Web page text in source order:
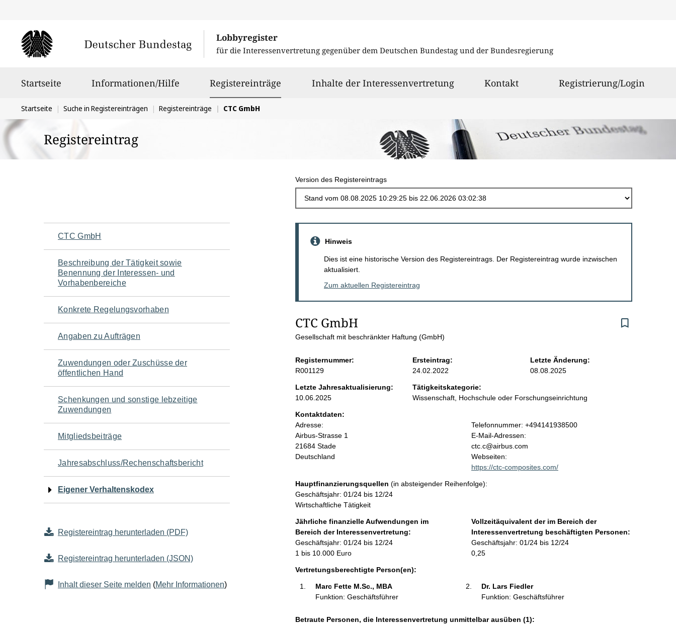
Lobbyregister
für die Interessenvertretung gegenüber dem Deutschen Bundestag und der Bundesregierung
Startseite Informationen/Hilfe Registereinträge ausgewähltInhalte der Interessenvertretung Kontakt Registrierung/Login
Sie
befinden
sich
hier:
Startseite Suche in Registereinträgen Registereinträge CTC GmbH
Registereintrag
Version des Registereintrags
Navigation
für
den
Seiteninhalt
CTC GmbH
Beschreibung der Tätigkeit sowie
Benennung der Interessen- und
Vorhabenbereiche
Konkrete Regelungsvorhaben
Angaben zu Aufträgen
Zuwendungen oder Zuschüsse der
öffentlichen Hand
Schenkungen und sonstige lebzeitige
Zuwendungen
Mitgliedsbeiträge
Jahresabschluss/Rechenschaftsbericht
Eigener Verhaltenskodex
Registereintrag herunterladen (PDF)
Registereintrag herunterladen (JSON)
Inhalt dieser Seite melden (Mehr Informationen)
e
n
i
n
h
a
l
t
Hinweis
Dies ist eine historische Version des Registereintrags. Der Registereintrag wurde inzwischen
aktualisiert.
Zum aktuellen Registereintrag
CTC GmbH
Gesellschaft mit beschränkter Haftung (GmbH)
Registernummer:
R001129
Ersteintrag:
24.02.2022
Letzte Änderung:
08.08.2025
Letzte Jahresaktualisierung:
10.06.2025
Tätigkeitskategorie:
Wissenschaft, Hochschule oder Forschungseinrichtung
Kontaktdaten:
Adresse:
Airbus-Strasse 1
21684 Stade
Deutschland
K
o
n
t
a
t
f
o
r
m
Telefonnummer: +494141938500
E-Mail-Adressen:
ctc.c@airbus.com
Webseiten:
https://ctc-composites.com/
Hauptfinanzierungsquellen (in absteigender Reihenfolge):
Geschäftsjahr: 01/24 bis 12/24
Wirtschaftliche Tätigkeit
Jährliche finanzielle Aufwendungen im
Bereich der Interessenvertretung:
Geschäftsjahr: 01/24 bis 12/24
1 bis 10.000 Euro
Vollzeitäquivalent der im Bereich der
Interessenvertretung beschäftigten Personen:
Geschäftsjahr: 01/24 bis 12/24
0,25
Vertretungsberechtigte Person(en):
Marc Fette M.Sc., MBA
Funktion: Geschäftsführer
Dr. Lars Fiedler
Funktion: Geschäftsführer
Betraute Personen, die Interessenvertretung unmittelbar ausüben (1):